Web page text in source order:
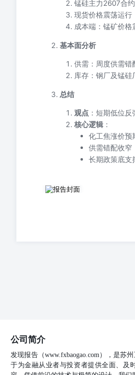
锰硅主力2607合
现货价格震荡运
成本端：锰矿价格
基本面分析
供需：周度供需错
库存：钢厂及锰硅
总结
观点 ：短期低位
核心逻辑 ：
化工焦涨价预
供需错配收窄
长期政策底支
铁合金日报|2026-06-03 5月
回扩张区间。分项指数中，
数等均位于扩张区间。（资
度供需错配走扩，钢厂降库
预期。 锰硅 【市场动态】 1.
（试行）》（以下简称《指
煤偏强运行，2日吕梁离石市
公司简介
发现报告（www.fxbaogao.com），是苏
于为金融从业者与投资者提供全面、及